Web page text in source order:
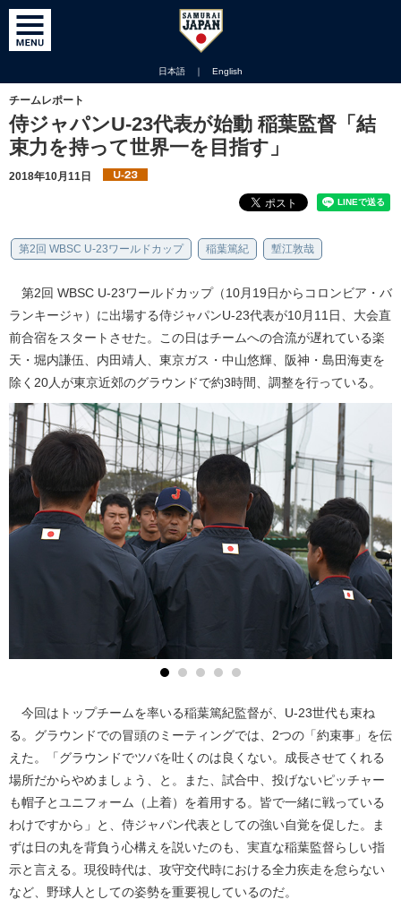
日本語 ｜ English
チームレポート
侍ジャパンU-23代表が始動 稲葉監督「結
束力を持って世界一を目指す」
2018年10月11日
第2回 WBSC U-23ワールドカップ 稲葉篤紀 塹江敦哉
第2回 WBSC U-23ワールドカップ（10月19日からコロンビア・バ
ランキージャ）に出場する侍ジャパンU-23代表が10月11日、大会直
前合宿をスタートさせた。この日はチームへの合流が遅れている楽
天・堀内謙伍、内田靖人、東京ガス・中山悠輝、阪神・島田海吏を
除く20人が東京近郊のグラウンドで約3時間、調整を行っている。
今回はトップチームを率いる稲葉篤紀監督が、U-23世代も束ね
る。グラウンドでの冒頭のミーティングでは、2つの「約束事」を伝
えた。「グラウンドでツバを吐くのは良くない。成長させてくれる
場所だからやめましょう、と。また、試合中、投げないピッチャー
も帽子とユニフォーム（上着）を着用する。皆で一緒に戦っている
わけですから」と、侍ジャパン代表としての強い自覚を促した。ま
ずは日の丸を背負う心構えを説いたのも、実直な稲葉監督らしい指
示と言える。現役時代は、攻守交代時における全力疾走を怠らない
など、野球人としての姿勢を重要視しているのだ。